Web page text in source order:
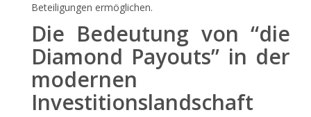
Beteiligungen ermöglichen.
Die Bedeutung von “die
Diamond Payouts” in der
modernen
Investitionslandschaft